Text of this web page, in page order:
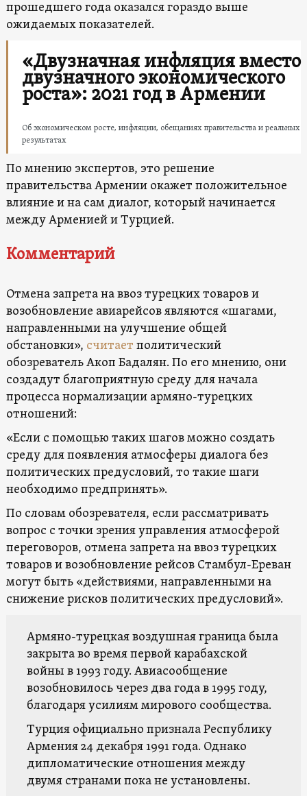
прошедшего года оказался гораздо выше
ожидаемых показателей.
«Двузначная инфляция вместо
двузначного экономического
роста»: 2021 год в Армении
Об экономическом росте, инфляции, обещаниях правительства и реальных
результатах
По мнению экспертов, это решение
правительства Армении окажет положительное
влияние и на сам диалог, который начинается
между Арменией и Турцией.
Комментарий
Отмена запрета на ввоз турецких товаров и
возобновление авиарейсов являются «шагами,
направленными на улучшение общей
обстановки», считает политический
обозреватель Акоп Бадалян. По его мнению, они
создадут благоприятную среду для начала
процесса нормализации армяно-турецких
отношений:
«Если с помощью таких шагов можно создать
среду для появления атмосферы диалога без
политических предусловий, то такие шаги
необходимо предпринять».
По словам обозревателя, если рассматривать
вопрос с точки зрения управления атмосферой
переговоров, отмена запрета на ввоз турецких
товаров и возобновление рейсов Стамбул-Ереван
могут быть «действиями, направленными на
снижение рисков политических предусловий».
Армяно-турецкая воздушная граница была
закрыта во время первой карабахской
войны в 1993 году. Авиасообщение
возобновилось через два года в 1995 году,
благодаря усилиям мирового сообщества.
Турция официально признала Республику
Армения 24 декабря 1991 года. Однако
дипломатические отношения между
двумя странами пока не установлены.